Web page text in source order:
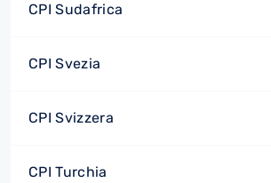
CPI Sudafrica
CPI Svezia
CPI Svizzera
CPI Turchia